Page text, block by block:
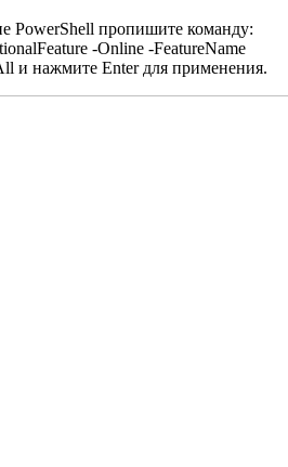
PowerShell пропишите команду:
-Online -FeatureName
и нажмите Enter для применения.